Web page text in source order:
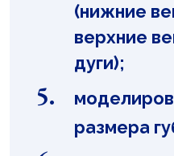
(нижние
верхние
дуги);
размера